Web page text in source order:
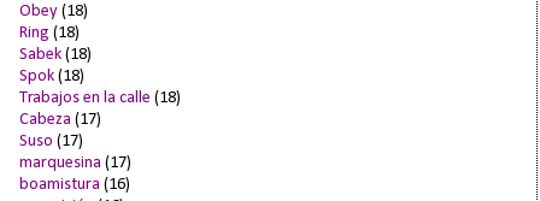
Obey (18)
Ring (18)
Sabek (18)
Spok (18)
Trabajos en la calle (18)
Cabeza (17)
Suso (17)
marquesina (17)
boamistura (16)